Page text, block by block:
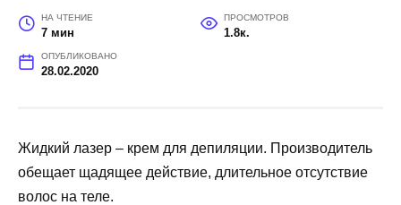
НА ЧТЕНИЕ
7 мин
ПРОСМОТРОВ
1.8к.
ОПУБЛИКОВАНО
28.02.2020
Жидкий лазер – крем для депиляции. Производитель
обещает щадящее действие, длительное отсутствие
волос на теле.